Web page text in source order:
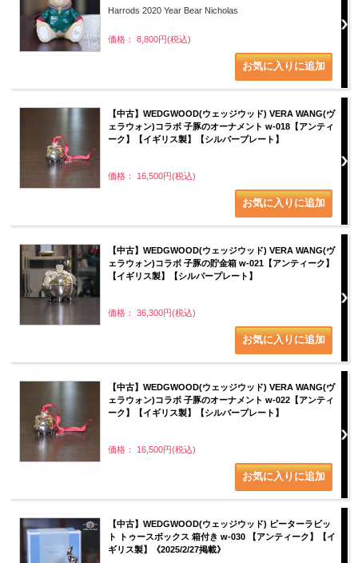
Harrods 2020 Year Bear Nicholas
価格： 8,800円(税込)
【中古】WEDGWOOD(ウェッジウッド) VERA WANG(ヴ
ェラウォン)コラボ 子豚のオーナメント w-018【アンティ
ーク】【イギリス製】【シルバープレート】
価格： 16,500円(税込)
【中古】WEDGWOOD(ウェッジウッド) VERA WANG(ヴ
ェラウォン)コラボ 子豚の貯金箱 w-021【アンティーク】
【イギリス製】【シルバープレート】
価格： 36,300円(税込)
【中古】WEDGWOOD(ウェッジウッド) VERA WANG(ヴ
ェラウォン)コラボ 子豚のオーナメント w-022【アンティ
ーク】【イギリス製】【シルバープレート】
価格： 16,500円(税込)
【中古】WEDGWOOD(ウェッジウッド) ピーターラビッ
ト トゥースボックス 箱付き w-030 【アンティーク】【イ
ギリス製】《2025/2/27掲載》